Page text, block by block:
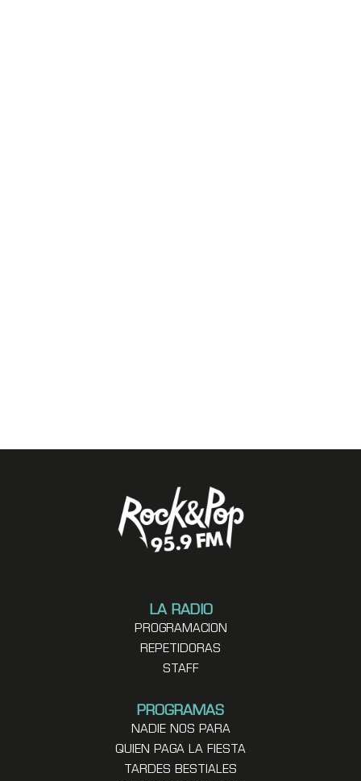
LA RADIO
PROGRAMACION
REPETIDORAS
STAFF
PROGRAMAS
NADIE NOS PARA
QUIEN PAGA LA FIESTA
TARDES BESTIALES